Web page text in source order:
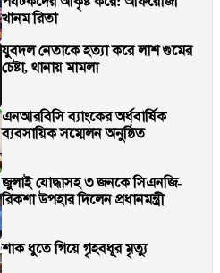
খানম রিতা
যুবদল নেতাকে হত্যা করে লাশ গুমের
চেষ্টা, থানায় মামলা
এনআরবিসি ব্যাংকের অর্ধবার্ষিক
ব্যবসায়িক সম্মেলন অনুষ্ঠিত
জুলাই যোদ্ধাসহ ৩ জনকে সিএনজি-
রিকশা উপহার দিলেন প্রধানমন্ত্রী
শাক ধুতে গিয়ে গৃহবধূর মৃত্যু